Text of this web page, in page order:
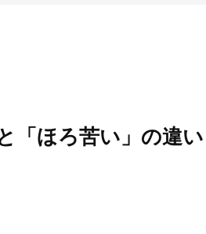
と「ほろ苦い」の違